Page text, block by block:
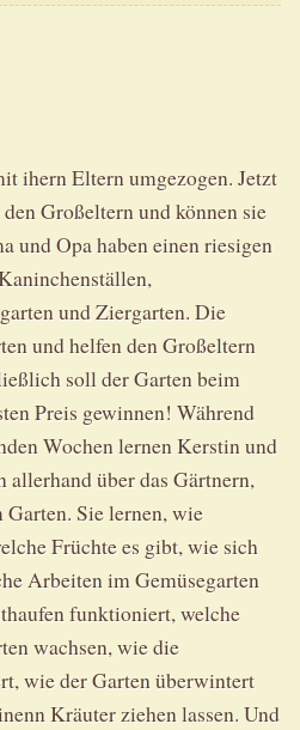
ihern Eltern umgezogen. Jetzt
Großeltern und können sie
und Opa haben einen riesigen
und Ziergarten. Die
und helfen den Großeltern
soll der Garten beim
Preis gewinnen! Während
Wochen lernen Kerstin und
über das Gärtnern,
Sie lernen, wie
Früchte es gibt, wie sich
Arbeiten im Gemüsegarten
funktioniert, welche
wachsen, wie die
wie der Garten überwintert
Kräuter ziehen lassen. Und